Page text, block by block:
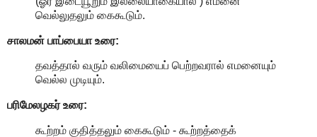
வெல்லுதலும் கைகூடும்.
சாலமன் பாப்பையா உரை:
தவத்தால் வரும் வலிமையைப் பெற்றவரால் எமனையும்
வெல்ல முடியும்.
பரிமேலழகர் உரை:
கூற்றம் குதித்தலும் கைகூடும் - கூற்றத்தைக்